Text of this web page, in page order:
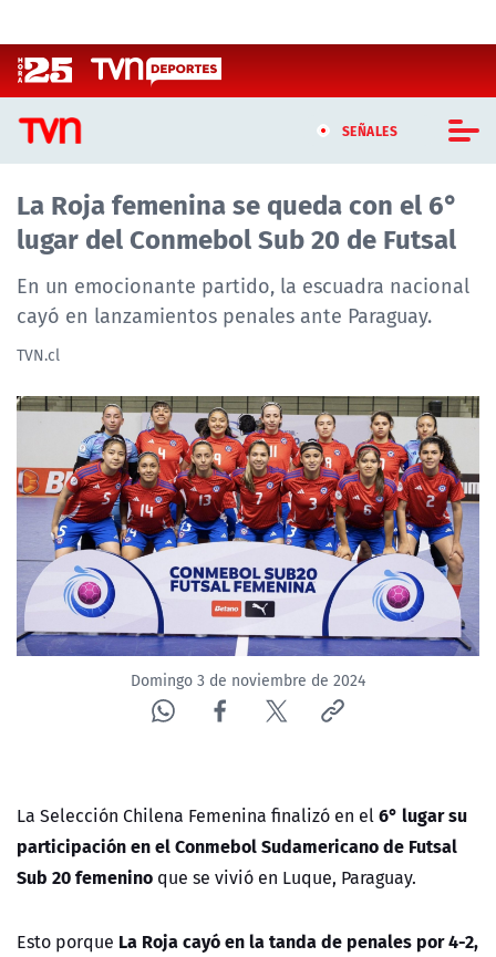
SEÑALES
CASTING MASTERCHEF CHILE
CASTING TVN VERTICAL
TVN VERTICAL
TVN PLAY
PROGRAMAS
TELESERIES
NTV
ACTUALIDAD Y TENDENCIAS
CORPORATIVO Y TRANSPARENCIA
CANAL DE DENUNCIAS
La Roja femenina se queda con el 6°
lugar del Conmebol Sub 20 de Futsal
En un emocionante partido, la escuadra nacional
cayó en lanzamientos penales ante Paraguay.
TVN.cl
Domingo 3 de noviembre de 2024
La Selección Chilena Femenina finalizó en el6° lugar su
participación en elConmebol Sudamericano de Futsal
Sub 20 femenino que se vivió en Luque, Paraguay.
Esto porque La Roja cayó en la tanda de penales por 4-2,